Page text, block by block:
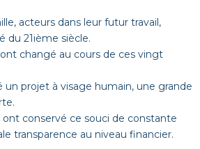
acteurs dans leur futur travail,
du 21ième siècle.
changé au cours de ces vingt
un projet à visage humain, une grande
ont conservé ce souci de constante
transparence au niveau financier.